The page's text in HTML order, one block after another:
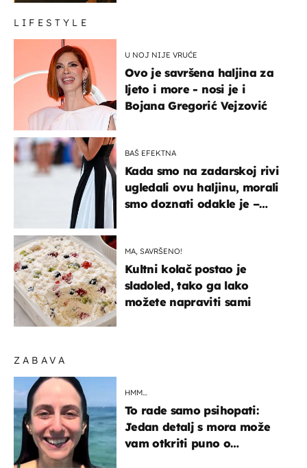
ZABAVA
HMM…
To rade samo psihopati:
Jedan detalj s mora može
vam otkriti puno o
LIFESTYLE
U NOJ NIJE VRUĆE
Ovo je savršena haljina za
ljeto i more - nosi je i
Bojana Gregorić Vejzović
BAŠ EFEKTNA
Kada smo na zadarskoj rivi
ugledali ovu haljinu, morali
smo doznati odakle je –
MA, SAVRŠENO!
Kultni kolač postao je
sladoled, tako ga lako
možete napraviti sami